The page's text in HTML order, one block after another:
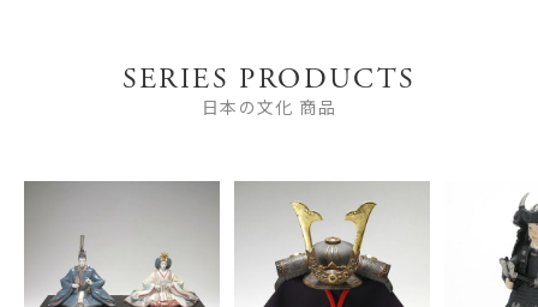
SERIES PRODUCTS
日本の文化 商品